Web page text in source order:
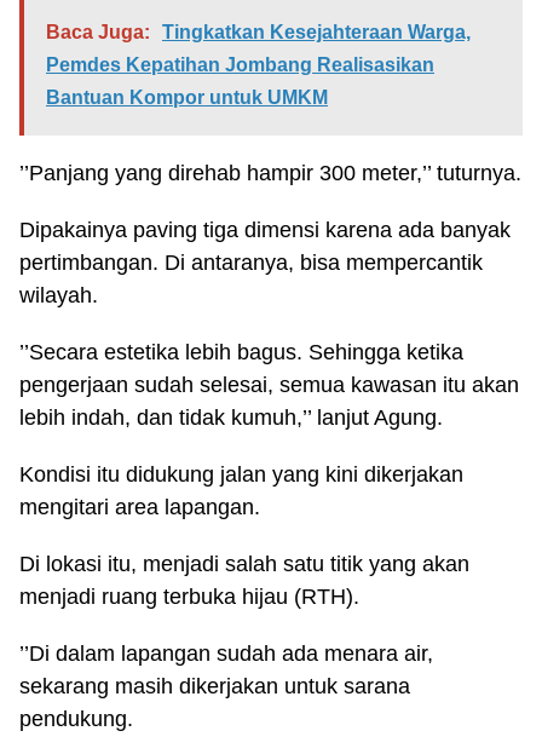
Baca Juga:
Tingkatkan Kesejahteraan Warga,
Pemdes Kepatihan Jombang Realisasikan
Bantuan Kompor untuk UMKM
’’Panjang yang direhab hampir 300 meter,’’ tuturnya.
Dipakainya paving tiga dimensi karena ada banyak
pertimbangan. Di antaranya, bisa mempercantik
wilayah.
’’Secara estetika lebih bagus. Sehingga ketika
pengerjaan sudah selesai, semua kawasan itu akan
lebih indah, dan tidak kumuh,’’ lanjut Agung.
Kondisi itu didukung jalan yang kini dikerjakan
mengitari area lapangan.
Di lokasi itu, menjadi salah satu titik yang akan
menjadi ruang terbuka hijau (RTH).
’’Di dalam lapangan sudah ada menara air,
sekarang masih dikerjakan untuk sarana
pendukung.